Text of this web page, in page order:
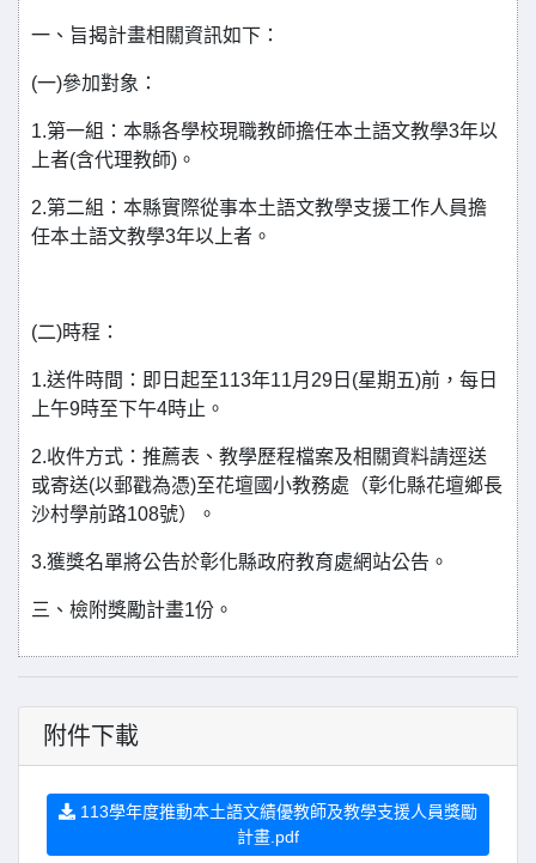
一、旨揭計畫相關資訊如下：
(一)參加對象：
1.第一組：本縣各學校現職教師擔任本土語文教學3年以
上者(含代理教師)。
2.第二組：本縣實際從事本土語文教學支援工作人員擔
任本土語文教學3年以上者。
(二)時程：
1.送件時間：即日起至113年11月29日(星期五)前，每日
上午9時至下午4時止。
2.收件方式：推薦表、教學歷程檔案及相關資料請逕送
或寄送(以郵戳為憑)至花壇國小教務處（彰化縣花壇鄉長
沙村學前路108號）。
3.獲獎名單將公告於彰化縣政府教育處網站公告。
三、檢附獎勵計畫1份。
附件下載
113學年度推動本土語文績優教師及教學支援人員獎勵
計畫.pdf